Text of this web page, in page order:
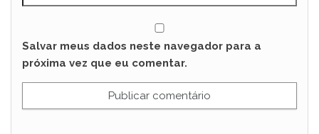
Salvar meus dados neste navegador para a
próxima vez que eu comentar.